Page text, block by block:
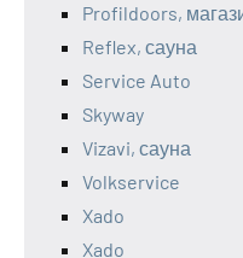
Profildoors,
Reflex, сауна
Service Auto
Skyway
Vizavi, сауна
Volkservice
Xado
Xado